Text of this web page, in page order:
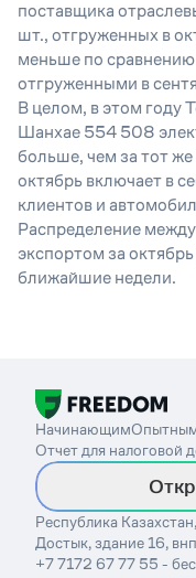
поставщика
шт., отгруженных в
меньше по
отгруженными в
В целом, в этом году
Шанхае 554 508
больше, чем за тот
октябрь включает в
клиентов и
Распределение
экспортом за
ближайшие недели.
Начинающим
Отчет для налоговой
Республика
Достык, здание 16,
+7 7172 67 77 55 -